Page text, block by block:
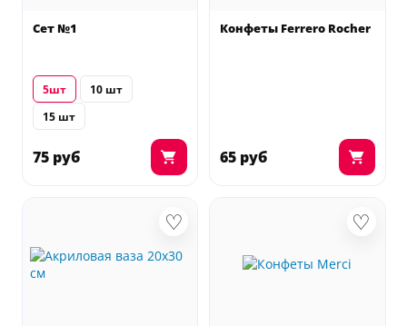
Сет №1
5шт
10 шт
15 шт
75 руб
Конфеты Ferrero Rocher
65 руб
♡ ♡